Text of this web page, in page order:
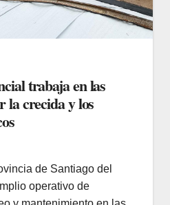
trabaja en las
la crecida y los
de Santiago del
operativo de